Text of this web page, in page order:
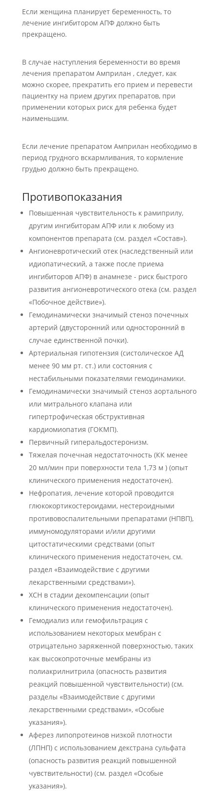
Если женщина планирует беременность, то
лечение ингибитором АПФ должно быть
прекращено.
В случае наступления беременности во время
лечения препаратом Амприлан , следует, как
можно скорее, прекратить его прием и перевести
пациентку на прием других препаратов, при
применении которых риск для ребенка будет
наименьшим.
Если лечение препаратом Амприлан необходимо в
период грудного вскармливания, то кормление
грудью должно быть прекращено.
Противопоказания
Повышенная чувствительность к рамиприлу,
другим ингибиторам АПФ или к любому из
компонентов препарата (см. раздел «Состав»).
Ангионевротический отек (наследственный или
идиопатический, а также после приема
ингибиторов АПФ) в анамнезе - риск быстрого
развития ангионевротического отека (см. раздел
«Побочное действие»).
Гемодинамически значимый стеноз почечных
артерий (двусторонний или односторонний в
случае единственной почки).
Артериальная гипотензия (систолическое АД
менее 90 мм рт. ст.) или состояния с
нестабильными показателями гемодинамики.
Гемодинамически значимый стеноз аортального
или митрального клапана или
гипертрофическая обструктивная
кардиомиопатия (ГОКМП).
Первичный гиперальдостеронизм.
Тяжелая почечная недостаточность (КК менее
20 мл/мин при поверхности тела 1,73 м ) (опыт
клинического применения недостаточен).
Нефропатия, лечение которой проводится
глюкокортикостероидами, нестероидными
противовоспалительными препаратами (НПВП),
иммуномодуляторами и/или другими
цитостатическими средствами (опыт
клинического применения недостаточен, см.
раздел «Взаимодействие с другими
лекарственными средствами»).
ХСН в стадии декомпенсации (опыт
клинического применения недостаточен).
Гемодиализ или гемофильтрация с
использованием некоторых мембран с
отрицательно заряженной поверхностью, таких
как высокопроточные мембраны из
полиакрилнитрила (опасность развития
реакций повышенной чувствительности) (см.
разделы «Взаимодействие с другими
лекарственными средствами», «Особые
указания»).
Аферез липопротеинов низкой плотности
(ЛПНП) с использованием декстрана сульфата
(опасность развития реакций повышенной
чувствительности) (см. раздел «Особые
указания»).